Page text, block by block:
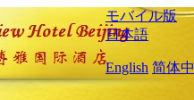
モバイル版
日本語
English 简体